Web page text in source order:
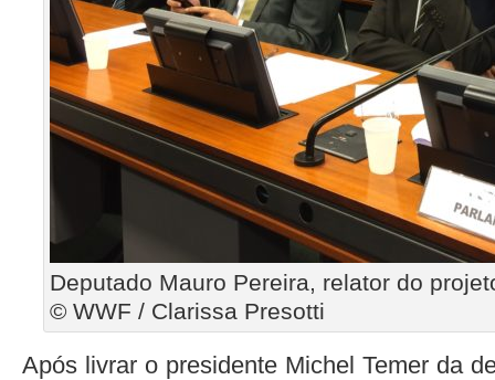
Deputado Mauro Pereira, relator do
© WWF / Clarissa Presotti
Após livrar o presidente Michel Temer da